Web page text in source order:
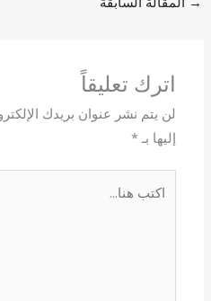
اترك تعليقاً
لن يتم نشر عنوان بريدك
إليها بـ*